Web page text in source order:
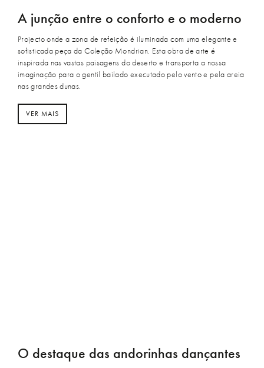
A junção entre o conforto e o moderno
Projecto onde a zona de refeição é iluminada com uma elegante e
sofisticada peça da Coleção Mondrian. Esta obra de arte é
inspirada nas vastas paisagens do deserto e transporta a nossa
imaginação para o gentil bailado executado pelo vento e pela areia
nas grandes dunas.
VER MAIS
O destaque das andorinhas dançantes